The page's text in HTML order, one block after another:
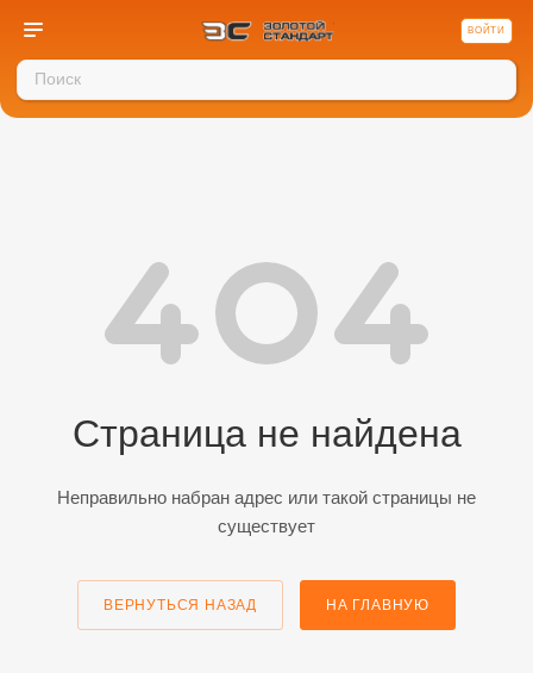
ВОЙТИ
Страница не найдена
Неправильно набран адрес или такой страницы не
существует
ВЕРНУТЬСЯ НАЗАД НА ГЛАВНУЮ